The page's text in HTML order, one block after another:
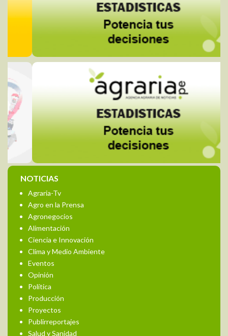
NOTICIAS
Agraria-Tv
Agro en la Prensa
Agronegocios
Alimentación
Ciencia e Innovación
Clima y Medio Ambiente
Eventos
Opinión
Política
Producción
Proyectos
Publirreportajes
Salud y Sanidad